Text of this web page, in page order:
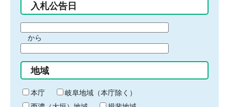
入札公告日
間
始
り
から
間
終
わ
り
地域
本庁
岐阜地域（本庁除く）